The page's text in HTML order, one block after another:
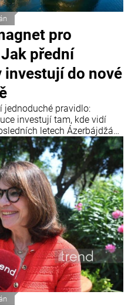
pro
přední
investují do nové
jednoduché pravidlo:
investují tam, kde vidí
letech Ázerbájdžán
z klíčových dopravních a
a zároveň se stal
realizaci mezinárodních